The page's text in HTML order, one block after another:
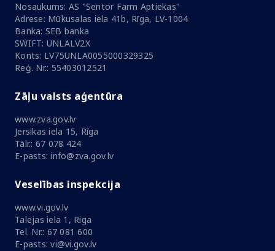
Nosaukums: AS "Sentor Farm Aptiekas"
Adrese: Mūkusalas iela 41b, Rīga, LV-1004
Banka: SEB banka
SWIFT: UNLALV2X
Konts: LV75UNLA0055000329325
Reģ. Nr.: 55403012521
Zāļu valsts aģentūra
www.zva.gov.lv
Jersikas iela 15, Rīga
Tālr.: 67 078 424
E-pasts: info@zva.gov.lv
Veselības inspekcija
www.vi.gov.lv
Talejas iela 1, Riga
Tel. Nr.: 67 081 600
E-pasts: vi@vi.gov.lv